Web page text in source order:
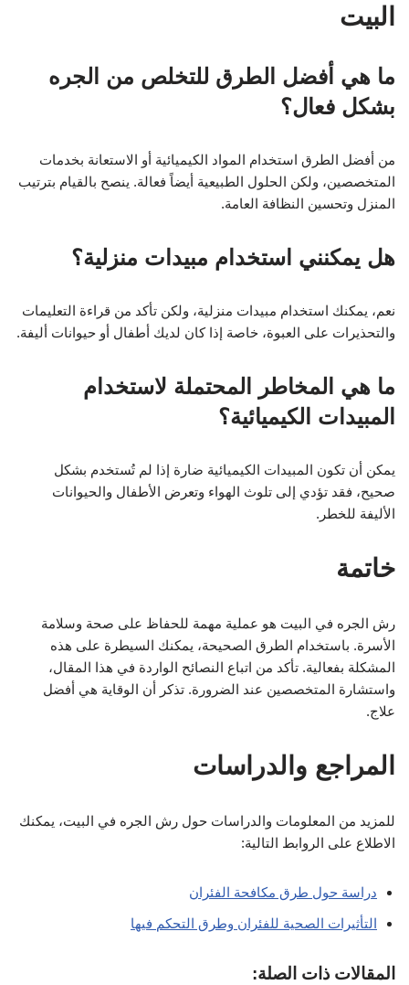
البيت
ما هي أفضل الطرق للتخلص من الجره
بشكل فعال؟
من أفضل الطرق استخدام المواد الكيميائية أو الاستعانة بخدمات
المتخصصين، ولكن الحلول الطبيعية أيضاً فعالة. ينصح بالقيام بترتيب
المنزل وتحسين النظافة العامة.
هل يمكنني استخدام مبيدات منزلية؟
نعم، يمكنك استخدام مبيدات منزلية، ولكن تأكد من قراءة التعليمات
والتحذيرات على العبوة، خاصة إذا كان لديك أطفال أو حيوانات أليفة.
ما هي المخاطر المحتملة لاستخدام
المبيدات الكيميائية؟
يمكن أن تكون المبيدات الكيميائية ضارة إذا لم تُستخدم بشكل
صحيح، فقد تؤدي إلى تلوث الهواء وتعرض الأطفال والحيوانات
الأليفة للخطر.
خاتمة
رش الجره في البيت هو عملية مهمة للحفاظ على صحة وسلامة
الأسرة. باستخدام الطرق الصحيحة، يمكنك السيطرة على هذه
المشكلة بفعالية. تأكد من اتباع النصائح الواردة في هذا المقال،
واستشارة المتخصصين عند الضرورة. تذكر أن الوقاية هي أفضل
علاج.
المراجع والدراسات
للمزيد من المعلومات والدراسات حول رش الجره في البيت، يمكنك
الاطلاع على الروابط التالية:
دراسة حول طرق مكافحة الفئران
التأثيرات الصحية للفئران وطرق التحكم فيها
المقالات ذات الصلة: